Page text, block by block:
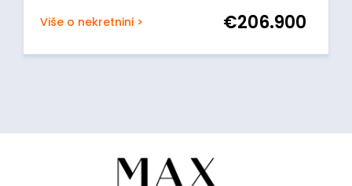
Više o nekretnini > €206.900